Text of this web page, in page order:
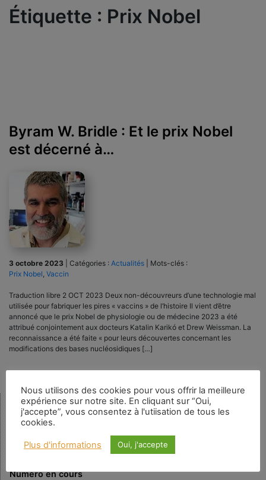
Étiquette : Prix Nobel
Byram W. Bridle : Et le prix Nobel
est décerné à…
3 octobre 2023 Catégories : Actualités
Mots-clés :
Prix Nobel Vaccin
Traduction libre 2 OCT 2023 Deux non-découvreurs d’une technologie mal
utilisée pour fabriquer les pires « vaccins » de l’histoire Il vient d’être
annoncé que le prix Nobel de physiologie ou de médecine 2023 a été
attribué conjointement aux docteurs Katalin Karikó et Drew Weissman. La
reconnaissance a été faite « pour leurs découvertes concernant les
modifications des bases nucléosidiques […]
Rechercher
Numéro en cours
Nous utilisons des cookies pour vous offrir la meilleure
expérience sur notre site. En cliquant sur “Oui,
j'accepte”, vous consentez à l'utiisation de tous les
cookies.
Plus d'informations Oui, j'accepte